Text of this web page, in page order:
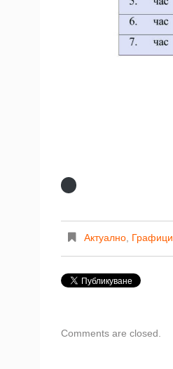
Актуално, Графици
Comments are closed.